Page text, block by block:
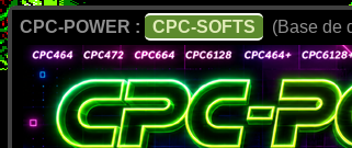
CPC-POWER : CPC-SOFTS (Base de